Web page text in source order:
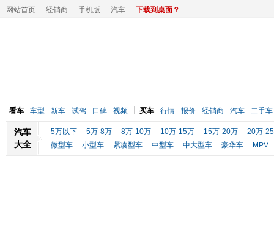
网站首页 经销商 手机版 汽车 下载到桌面？
看车 车型 新车 试驾 口碑 视频 买车 行情 报价 经销商 汽车 二手车
汽车
大全
5万以下 5万-8万 8万-10万 10万-15万 15万-20万
20万-
微型车
小型车 紧凑型车 中型车 中大型车 豪华车 MPV